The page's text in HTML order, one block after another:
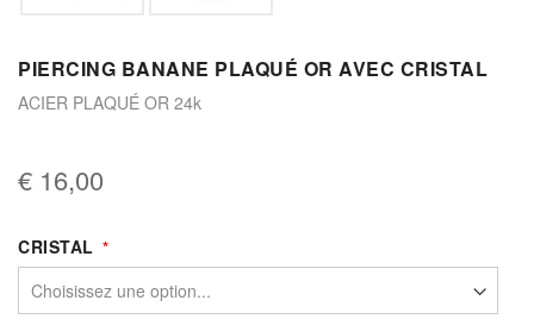
PIERCING BANANE PLAQUÉ OR AVEC CRISTAL
ACIER PLAQUÉ OR 24k
€ 16,00
CRISTAL